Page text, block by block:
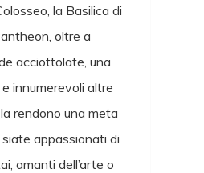
la Basilica di
oltre a
acciottolate, una
innumerevoli altre
rendono una meta
appassionati di
amanti dell’arte o